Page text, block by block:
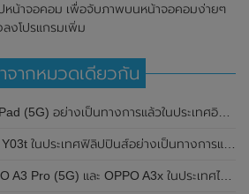
หน้าจอคอม เพื่อจับภาพบนหน้าจอคอมง่ายๆ
ลงโปรแกรมเพิ่ม
จากหมวดเดียวกัน
ประเทศอินเดีย มาพร้อมชิปเซ็ต Snapdragon 7s Gen 2 ของ Qualcomm และรองรับเครือข่าย 5G
ว มาพร้อมชิปเซ็ต Unisoc T612 , กล้องหลัง ความละเอียด 13MP , แบตเตอรี่ 5,000mAh และหน้าจอแสดงผล LCD / 90Hz
A3x ในประเทศไทยอย่างเป็นทางการแล้ว ในราคาเริ่มต้นเพียง 3,999 บาท